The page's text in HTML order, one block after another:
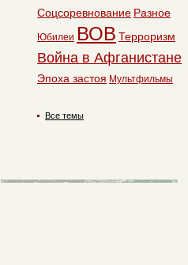
Соцсоревнование Разное
Юбилеи ВОВ Терроризм
Война в Афганистане
Эпоха застоя Мультфильмы
Все темы